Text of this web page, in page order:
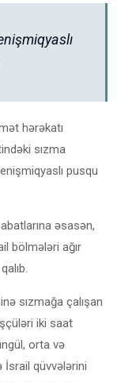
hərəkatı
sızma
pusqu
əsasən,
bölmələri ağır
sızmağa çalışan
iki saat
orta və
qüvvələrini